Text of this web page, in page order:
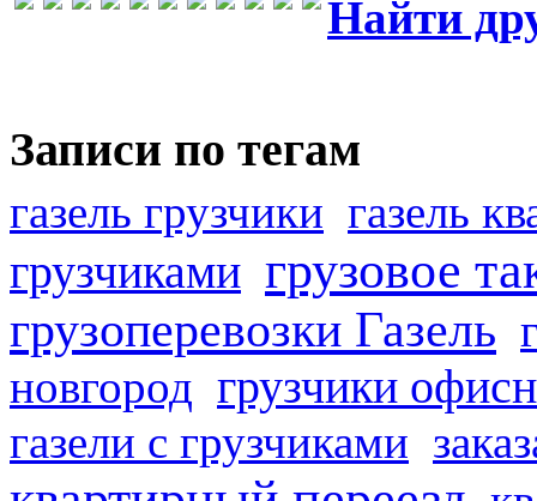
Найти
Записи по тегам
газель грузчики газель
грузчиками грузовое
грузоперевозки Газель
новгород грузчики
газели с грузчиками